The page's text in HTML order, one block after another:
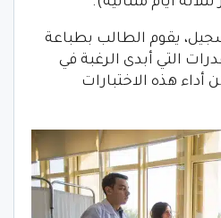
يقوم الطالب بطباعة
التي أبدى الرغبة في
أداء هذه الاختبارات